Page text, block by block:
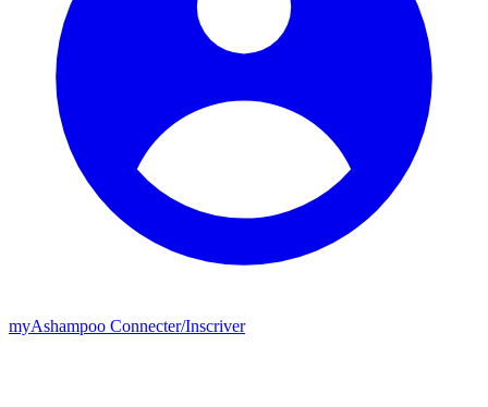
myAshampoo Connecter/Inscriver